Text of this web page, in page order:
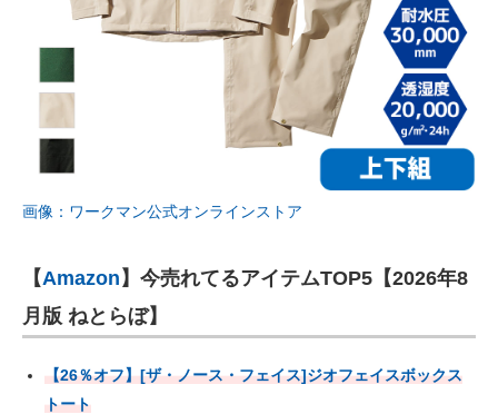
画像：ワークマン公式オンラインストア
【Amazon 】今売れてるアイテムTOP5【2026年8
月版 ねとらぼ】
【26％オフ】[ザ・ノース・フェイス]ジオフェイスボックス
トート